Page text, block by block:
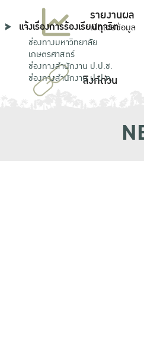
รายงานผล
เปิดเผยข้อมูล
ลิงก์ด่วน
แจ้งเรื่องการร้องเรียนทุจริต
ช่องทางมหาวิทยาลัย
เกษตรศาสตร์
ช่องทางสำนักงาน ป.ป.ช.
ช่องทางสำนักงาน ป.ป.ท.